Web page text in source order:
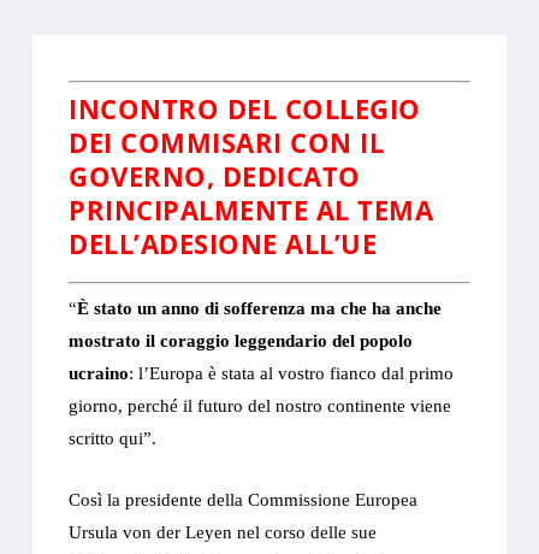
INCONTRO DEL COLLEGIO
DEI COMMISARI CON IL
GOVERNO, DEDICATO
PRINCIPALMENTE AL TEMA
DELL’ADESIONE ALL’UE
“È stato un anno di sofferenza ma che ha anche
mostrato il coraggio leggendario del popolo
ucraino: l’Europa è stata al vostro fianco dal primo
giorno, perché il futuro del nostro continente viene
scritto qui”.
Così la presidente della Commissione Europea
Ursula von der Leyen nel corso delle sue